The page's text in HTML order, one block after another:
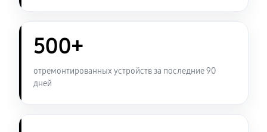
500+
отремонтированных устройств за последние 90
дней